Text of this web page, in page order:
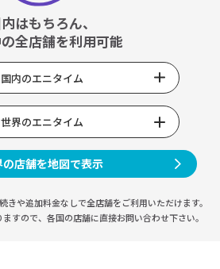
はもちろん、
全店舗を利用可能
国内のエニタイム
世界のエニタイム
の店舗を地図で表示
きや追加料金なしで全店舗をご利用いただけます。
すので、 各国の店舗に直接お問い合わせ下さい。